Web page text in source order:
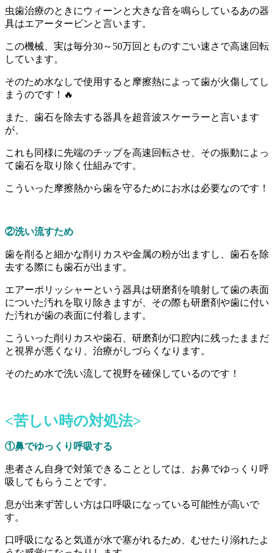
虫歯治療のときにウィーンと大きな音を鳴らしているあの器
具はエアータービンと言います。
この機械、実は毎分30～50万回とものすごい速さで高速回転
しています。
そのため水なしで使用すると摩擦熱によって歯が火傷してし
まうのです！🔥
また、歯石を除去する器具を超音波スケーラーと言います
が、
これも同様に先端のチップを高速回転させ、その振動によっ
て歯石を取り除く仕組みです。
こういった摩擦熱から歯を守るためにお水は必要なのです！
②洗い流すため
歯を削ると細かな削りカスや金属の粉が出ますし、歯石を除
去する際にも歯石が出ます。
エアーポリッシャーという器具は研磨剤を噴射して歯の表面
についた汚れを取り除きますが、その際も研磨剤や歯に付い
た汚れが歯の表面に付着します。
こういった削りカスや歯石、研磨剤が口腔内に残ったままだ
と視界が悪くなり、治療がしづらくなります。
そのため水で洗い流して視野を確保しているのです！
<苦しい時の対処法>
①鼻でゆっくり呼吸する
患者さん自身で対策できることとしては、お鼻でゆっくり呼
吸してもらうことです。
息が出来ず苦しい方は口呼吸になっている可能性が高いで
す。
口呼吸になると気道が水で塞がれるため、むせたり溺れたよ